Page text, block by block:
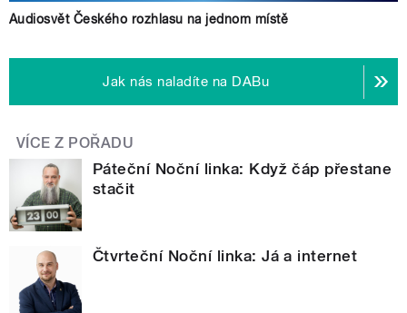
Audiosvět Českého rozhlasu na jednom místě
Jak nás naladíte na DABu
VÍCE Z POŘADU
Páteční Noční linka: Když čáp přestane
stačit
Čtvrteční Noční linka: Já a internet